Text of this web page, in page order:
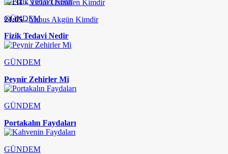
22:31 -Victor Osimhen Kimdir
21:05 -Yunus Akgün Kimdir
GÜNDEM
Fizik Tedavi Nedir
GÜNDEM
Peynir Zehirler Mi
GÜNDEM
Portakalın Faydaları
GÜNDEM